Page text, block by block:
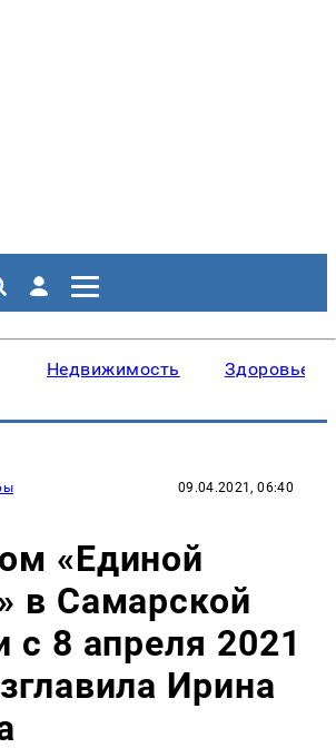
Недвижимость Здоровье
09.04.2021, 06:40
«Единой
в Самарской
с 8 апреля 2021
Ирина